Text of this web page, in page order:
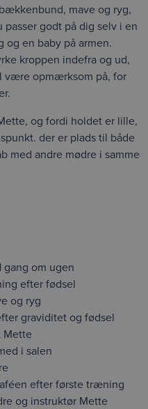
mave og ryg,
godt på dig selv i en
en baby på armen.
kroppen indefra og ud,
være opmærksom på, for
og fordi holdet er lille,
der er plads til både
med andre mødre i samme
gang om ugen
efter fødsel
og ryg
graviditet og fødsel
Mette
i salen
efter første træning
og instruktør Mette